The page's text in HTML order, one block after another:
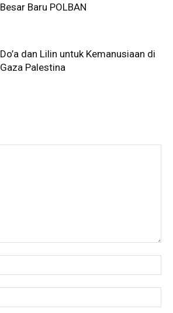
Besar Baru POLBAN
Do’a dan Lilin untuk Kemanusiaan di
Gaza Palestina